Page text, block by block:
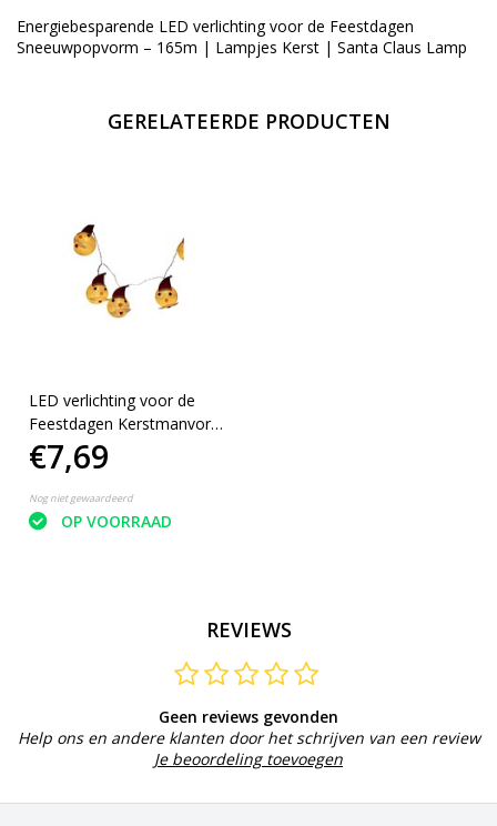
Energiebesparende LED verlichting voor de Feestdagen
Sneeuwpopvorm – 165m | Lampjes Kerst | Santa Claus Lamp
GERELATEERDE PRODUCTEN
LED verlichting voor de
Feestdagen Kerstmanvorm
1.65m
€7,69
Nog niet gewaardeerd
OP VOORRAAD
REVIEWS
Geen reviews gevonden
Help ons en andere klanten door het schrijven van een review
Je beoordeling toevoegen